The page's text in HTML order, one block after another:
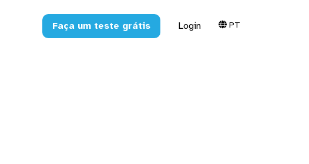
Faça um teste grátis Login PT